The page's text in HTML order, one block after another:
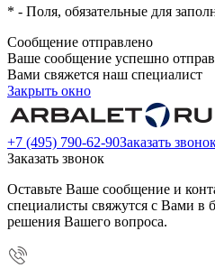
* - Поля, обязательные для
Сообщение отправлено
Ваше сообщение успешно
Вами свяжется наш специалист
Закрыть окно
+7 (495) 790-62-90Заказать
Заказать звонок
Оставьте Ваше сообщение и
специалисты свяжутся с Вами в
решения Вашего вопроса.